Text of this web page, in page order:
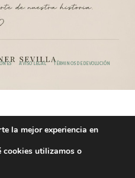
AVISO LEGAL TÉRMINOS DE DEVOLUCIÓN
la mejor experiencia en
cookies utilizamos o